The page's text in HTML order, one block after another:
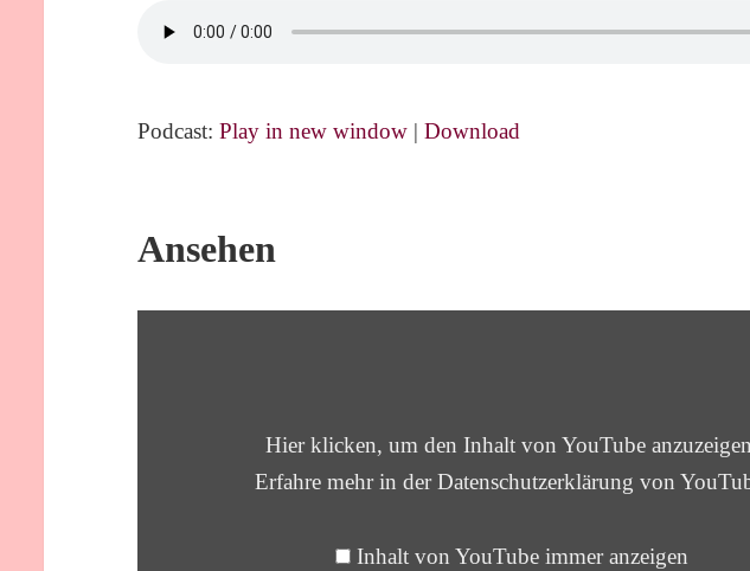
Podcast:Play in new window |Download
Ansehen
Hier klicken, um den Inhalt von YouTube
Erfahre mehr in derDatenschutzerklärung von
Inhalt von YouTube immer anzeigen